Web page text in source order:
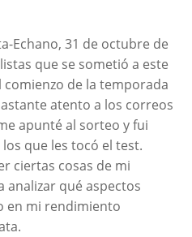
Echano, 31 de octubre de
que se sometió a este
comienzo de la temporada
atento a los correos
apunté al sorteo y fui
que les tocó el test.
ciertas cosas de mi
analizar qué aspectos
en mi rendimiento